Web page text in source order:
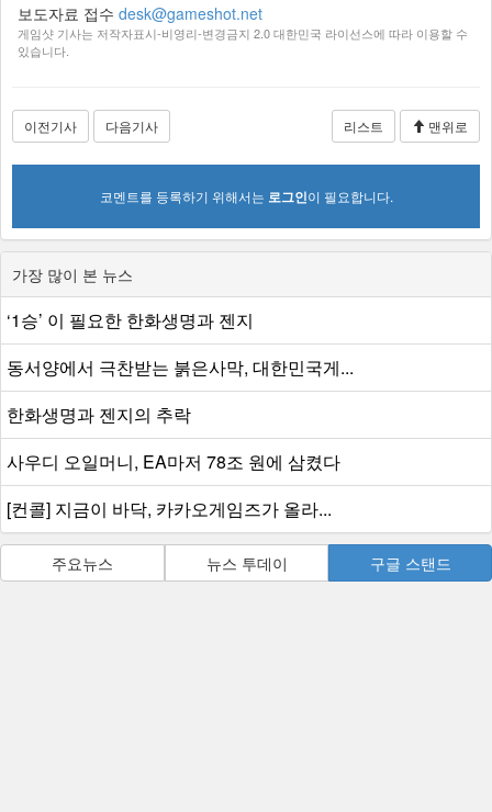
보도자료 접수 desk@gameshot.net
게임샷 기사는 저작자표시-비영리-변경금지 2.0 대한민국 라이선스에 따라 이용할 수
있습니다.
이전기사 다음기사 리스트 맨위로
코멘트를 등록하기 위해서는 로그인이 필요합니다.
가장 많이 본 뉴스
‘1승’ 이 필요한 한화생명과 젠지
동서양에서 극찬받는 붉은사막, 대한민국게...
한화생명과 젠지의 추락
사우디 오일머니, EA마저 78조 원에 삼켰다
[컨콜] 지금이 바닥, 카카오게임즈가 올라...
주요뉴스 뉴스 투데이 구글 스탠드